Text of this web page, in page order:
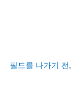
필드를 나가기 전,